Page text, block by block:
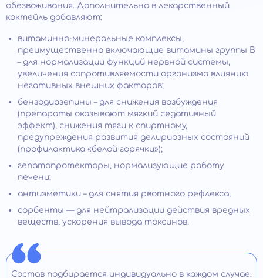
обезвоживания. Дополнительно в лекарственный
коктейль добавляют:
витаминно-минеральные комплексы,
преимущественно включающие витамины группы В
– для нормализации функций нервной системы,
увеличения сопротивляемости организма влиянию
негативных внешних факторов;
бензодиазепины – для снижения возбуждения
(препараты оказывают мягкий седативный
эффект), снижения тяги к спиртному,
предупреждения развития делириозных состояний
(профилактика «белой горячки»);
гепатопротекторы, нормализующие работу
печени;
антиэметики – для снятия рвотного рефлекса;
сорбенты — для нейтрализации действия вредных
веществ, ускорения вывода токсинов.
Состав подбирается индивидуально в каждом случае.